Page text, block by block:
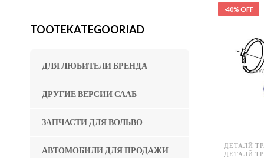
TOOTEKATEGOORIAD
ДЛЯ ЛЮБИТЕЛИ БРЕНДА
ДРУГИЕ ВЕРСИИ СААБ
ЗАПЧАСТИ ДЛЯ ВОЛЬВО
АВТОМОБИЛИ ДЛЯ ПРОДАЖИ
-40% OFF
ДЕТАЛЙ
ДЕТАЛЙ